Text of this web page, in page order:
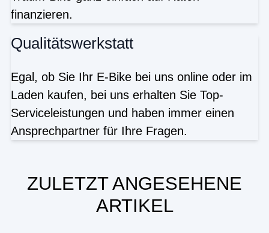
finanzieren.
Qualitätswerkstatt
Egal, ob Sie Ihr E-Bike bei uns online oder im
Laden kaufen, bei uns erhalten Sie Top-
Serviceleistungen und haben immer einen
Ansprechpartner für Ihre Fragen.
ZULETZT ANGESEHENE
ARTIKEL